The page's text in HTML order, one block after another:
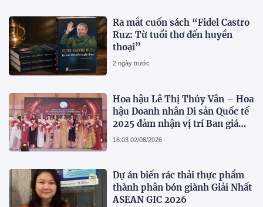
Ra mắt cuốn sách “Fidel Castro
Ruz: Từ tuổi thơ đến huyền
thoại”
2 ngày trước
Hoa hậu Lê Thị Thúy Vân – Hoa
hậu Doanh nhân Di sản Quốc tế
2025 đảm nhận vị trí Ban giám
khảo quyền lực tại Miss
16:03 02/08/2026
Dự án biến rác thải thực phẩm
thành phân bón giành Giải Nhất
ASEAN GIC 2026